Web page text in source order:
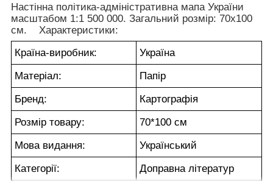
Настінна політика-адміністративна мапа України
масштабом 1:1 500 000. Загальний розмір: 70x100
см. Характеристики:
Країна-виробник:
Україна
Матеріал:
Папір
Бренд:
Картографія
Розмір товару:
70*100 см
Мова видання:
Український
Категорії:
Доправна літератур